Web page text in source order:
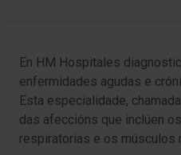
En HM Hospitales
enfermidades agudas e
Esta especialidade,
das afeccións que inclúen
respiratorias e os músculos